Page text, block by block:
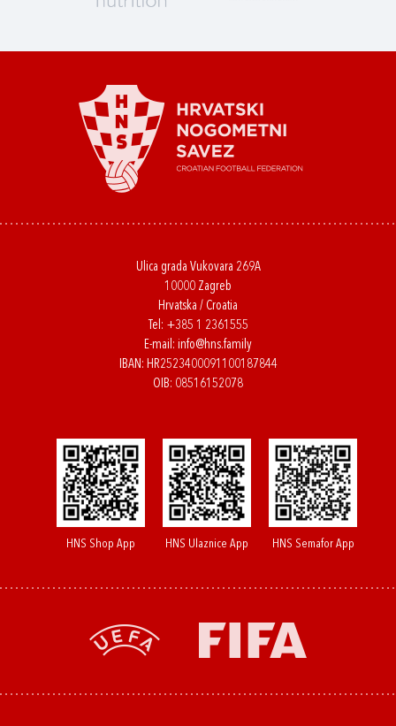
Ulica grada Vukovara 269A
10000 Zagreb
Hrvatska / Croatia
Tel: +385 1 2361555
E-mail: info@hns.family
IBAN: HR2523400091100187844
OIB: 08516152078
HNS Shop App HNS Ulaznice App HNS Semafor App